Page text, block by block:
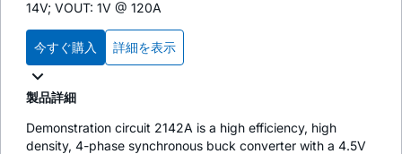
14V; VOUT: 1V @ 120A
今すぐ購入 詳細を表示
製品詳細
Demonstration circuit 2142A is a high efficiency, high
density, 4-phase synchronous buck converter with a 4.5V